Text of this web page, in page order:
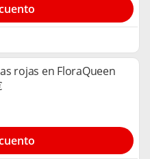
rojas en FloraQueen